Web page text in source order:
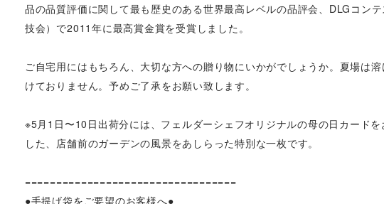
品の品質評価に関して最も歴史のある世界最高レベルの品評会、DLGコン
技会）で2011年に最高賞金賞を受賞しました。
ご自宅用にはもちろん、大切な方への贈り物にいかがでしょうか。夏場は
けておりません。予めご了承をお願い致します。
※5月1日〜10日出荷分には、フェルダーシェフオリジナルの母の日カード
した、店舗前のガーデンの風景をあしらった特別な一枚です。
==================================
●手提げ袋をご要望のお客様へ●